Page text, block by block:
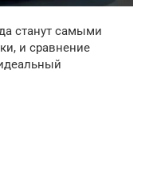
станут самыми
и сравнение